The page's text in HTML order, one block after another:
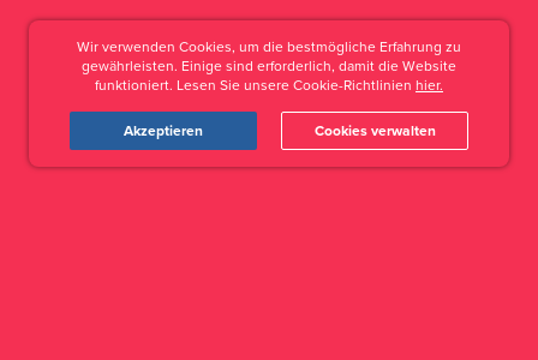
Wir verwenden Cookies, um die bestmögliche Erfahrung zu
gewährleisten. Einige sind erforderlich, damit die Website
funktioniert. Lesen Sie unsere Cookie-Richtlinien hier.
Akzeptieren Cookies verwalten